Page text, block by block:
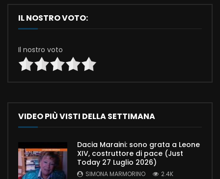
IL NOSTRO VOTO:
Il nostro voto
VIDEO PIÙ VISTI DELLA SETTIMANA
Dacia Maraini: sono grata a Leone
XIV, costruttore di pace (Just
Today 27 Luglio 2026)
SIMONA MARMORINO 2.4K